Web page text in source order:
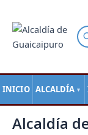
INICIO ALCALDÍA ▼
contenido
Alcaldía
de